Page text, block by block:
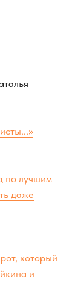
по лучшим
даже
который
и